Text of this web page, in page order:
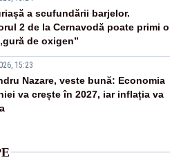
a scufundării barjelor.
2 de la Cernavodă poate primi o
de oxigen”
15:23
Nazare, veste bună: Economia
va crește în 2027, iar inflația va